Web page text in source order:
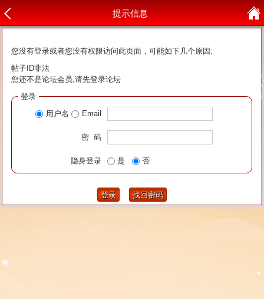
提示信息
您没有登录或者您没有权限访问此页面，可能如下几个原因:
帖子ID非法
您还不是论坛会员,请先登录论坛
登录
用户名
Email
密 码
隐身登录 是 否